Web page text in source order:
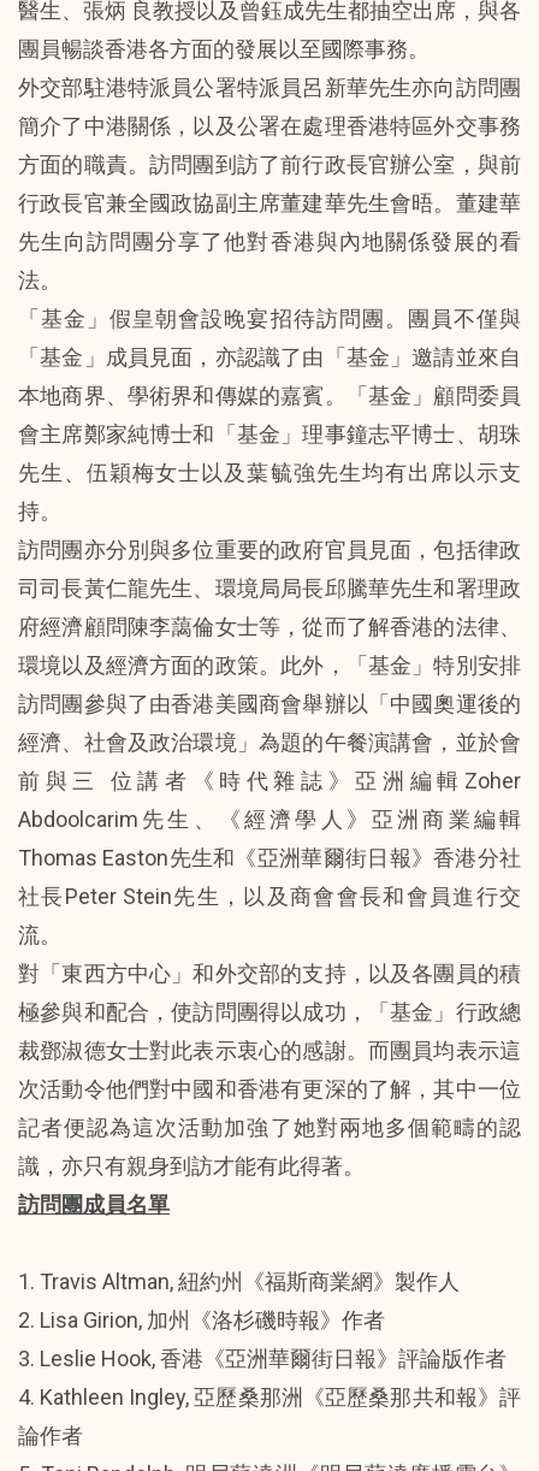
醫生、張炳 良教授以及曾鈺成先生都抽空出席，與各
團員暢談香港各方面的發展以至國際事務。
外交部駐港特派員公署特派員呂新華先生亦向訪問團
簡介了中港關係，以及公署在處理香港特區外交事務
方面的職責。訪問團到訪了前行政長官辦公室，與前
行政長官兼全國政協副主席董建華先生會晤。董建華
先生向訪問團分享了他對香港與內地關係發展的看
法。
「基金」假皇朝會設晚宴招待訪問團。團員不僅與
「基金」成員見面，亦認識了由「基金」邀請並來自
本地商界、學術界和傳媒的嘉賓。「基金」顧問委員
會主席鄭家純博士和「基金」理事鐘志平博士、胡珠
先生、伍穎梅女士以及葉毓強先生均有出席以示支
持。
訪問團亦分別與多位重要的政府官員見面，包括律政
司司長黃仁龍先生、環境局局長邱騰華先生和署理政
府經濟顧問陳李藹倫女士等，從而了解香港的法律、
環境以及經濟方面的政策。此外，「基金」特別安排
訪問團參與了由香港美國商會舉辦以「中國奧運後的
經濟、社會及政治環境」為題的午餐演講會，並於會
前與三 位講者《時代雜誌》亞洲編輯Zoher
Abdoolcarim先生、《經濟學人》亞洲商業編輯
Thomas Easton先生和《亞洲華爾街日報》香港分社
社長Peter Stein先生，以及商會會長和會員進行交
流。
對「東西方中心」和外交部的支持，以及各團員的積
極參與和配合，使訪問團得以成功，「基金」行政總
裁鄧淑德女士對此表示衷心的感謝。而團員均表示這
次活動令他們對中國和香港有更深的了解，其中一位
記者便認為這次活動加強了她對兩地多個範疇的認
識，亦只有親身到訪才能有此得著。
訪問團成員名單
1. Travis Altman, 紐約州《福斯商業網》製作人
2. Lisa Girion, 加州《洛杉磯時報》作者
3. Leslie Hook, 香港《亞洲華爾街日報》評論版作者
4. Kathleen Ingley, 亞歷桑那洲《亞歷桑那共和報》評
論作者